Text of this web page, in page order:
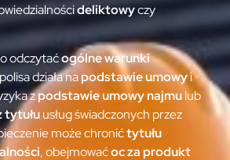
deliktowyczy
odczytaćogólne warunki
działa napodstawie umowyi
zpodstawie umowy najmulub
tytułuusług świadczonych przez
może chronićtytułu
, obejmowaćoc za produkt